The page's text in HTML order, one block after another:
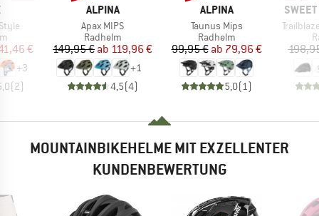
Preis
€
+3
(2)
MARKE
ALPINA
Artikel
Apax MIPS
Produktgruppe
Radhelm
Preis
149,95 € reduzierter Preis
ab 119,96 €
+1
4,5(4)
MARKE
ALPINA
Artikel
Taunus Mips
Produktgruppe
Radhelm
Preis
99,95 € reduzierter Preis
ab 79,96 €
5,0(1 )
MARKE
Artikel
MOUNTAINBIKEHELME MIT EXZELLENTER
KUNDENBEWERTUNG